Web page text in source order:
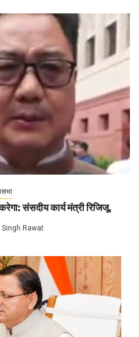
संसदीय कार्य मंत्री रिजिजू,
Singh Rawat